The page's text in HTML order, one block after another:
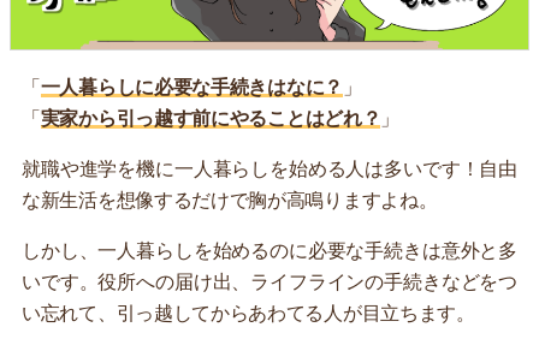
「 一人暮らしに必要な手続きはなに？ 」
「 実家から引っ越す前にやることはどれ？ 」
就職や進学を機に一人暮らしを始める人は多いです！自由
な新生活を想像するだけで胸が高鳴りますよね。
しかし、一人暮らしを始めるのに必要な手続きは意外と多
いです。役所への届け出、ライフラインの手続きなどをつ
い忘れて、引っ越してからあわてる人が目立ちます。